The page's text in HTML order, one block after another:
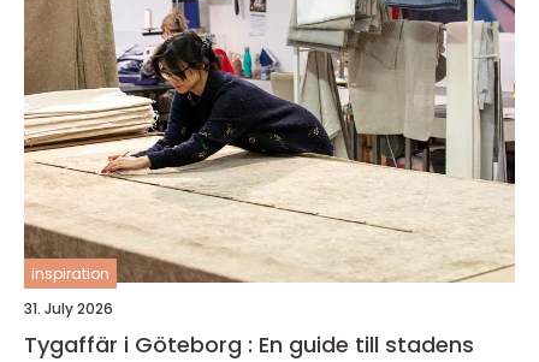
inspiration
31. July 2026
Tygaffär i Göteborg : En guide till stadens